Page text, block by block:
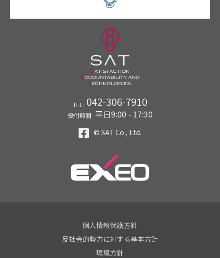
TEL: 042-306-7910
受付時間: 平日9:00 - 17:30
© SAT Co., Ltd.
個人情報保護方針
反社会的勢力に対する基本方針
環境方針